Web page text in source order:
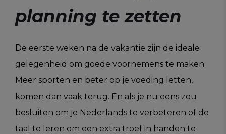
planning te zetten
De eerste weken na de vakantie zijn de ideale
gelegenheid om goede voornemens te maken.
Meer sporten en beter op je voeding letten,
komen dan vaak terug. En als je nu eens zou
besluiten om je Nederlands te verbeteren of de
taal te leren om een extra troef in handen te